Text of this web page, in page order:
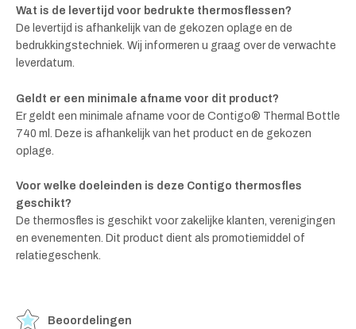
Wat is de levertijd voor bedrukte thermosflessen?
De levertijd is afhankelijk van de gekozen oplage en de
bedrukkingstechniek. Wij informeren u graag over de verwachte
leverdatum.
Geldt er een minimale afname voor dit product?
Er geldt een minimale afname voor de Contigo® Thermal Bottle
740 ml. Deze is afhankelijk van het product en de gekozen
oplage.
Voor welke doeleinden is deze Contigo thermosfles
geschikt?
De thermosfles is geschikt voor zakelijke klanten, verenigingen
en evenementen. Dit product dient als promotiemiddel of
relatiegeschenk.
Beoordelingen